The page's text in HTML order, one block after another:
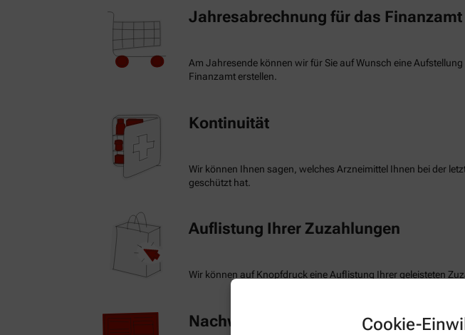
Cookie-
Jahresabrechnung für das Finanzamt
Am Jahresende können wir für Sie auf Wunsch eine
Finanzamt erstellen.
Kontinuität
Wir können Ihnen sagen, welches Arzneimittel Ihnen bei der
geschützt hat.
Auflistung Ihrer Zuzahlungen
Wir können auf Knopfdruck eine Auflistung Ihrer geleisteten
Nachweis Ihrer Befreiung